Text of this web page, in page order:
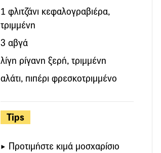
1 φλιτζάνι κεφαλογραβιέρα,
τριμμένη
3 αβγά
λίγη ρίγανη ξερή, τριμμένη
αλάτι, πιπέρι φρεσκοτριμμένο
Tips
Προτιμήστε κιμά μοσχαρίσιο